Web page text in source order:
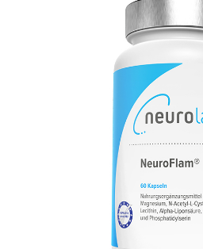
Das Neurolab Team
Veranstaltungen
Expertenmeinungen
Kundenmeinungen
Häufig gestellte Fragen
Veranstaltungen